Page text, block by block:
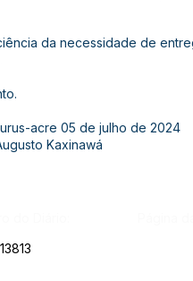
da necessidade de
acre 05 de julho de 2024
Kaxinawá
13813